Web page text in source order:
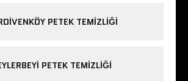
PETEK TEMIZLIĞI
PETEK TEMIZLIĞI